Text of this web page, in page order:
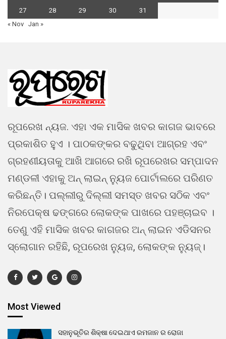
27 28 29 30
31
« Nov Jan »
ରୂପରେଖ ନ୍ୟଜ. ଏହା ଏକ ମାସିକ ଖବର କାଗଜ ଭାବରେ
ପ୍ରକାଶିତ ହୁଏ । ପାଠକଙ୍କର ବଢୁଥିବା ଆଗ୍ରହ ଏବଂ
ଗ୍ରହଣୀୟତାକୁ ଆଖି ଆଗରେ ରଖି ରୂପରେଖର ସମ୍ପାଦନ
ମଣ୍ଡଳୀ ଏହାକୁ ଅନ୍ ଲାଇନ୍ ନ୍ୟୁଜ ପୋର୍ଟାଲରେ ପରିଣତ
କରିଛନ୍ତି। ପଲ୍ଲୀରୁ ଦିଲ୍ଲୀ ସମସ୍ତ ଖବର ସଠିକ ଏବଂ
ନିରପେକ୍ଷ ଢଙ୍ଗରେ ଲୋକଙ୍କ ପାଖରେ ପହଞ୍ଚାଇବ ।
ତେଣୁ ଏହି ମାସିକ ଖବର କାଗଜର ଅନ୍ ଲାଇନ ଏଡିସନର
ସ୍ଲୋଗାନ ରହିଛି, ରୂପରେଖ ନ୍ୟୁଜ, ଲୋକଙ୍କ ନ୍ୟୁଜ୍।
Most Viewed
ସହାନୁଭୂତିର ଶିକ୍ଷା ଦେଇଥାଏ ରମଜାନ ର ରୋଜା